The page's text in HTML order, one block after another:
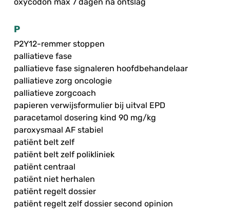
P
P2Y12-remmer stoppen
palliatieve fase
palliatieve fase signaleren hoofdbehandelaar
palliatieve zorg oncologie
palliatieve zorgcoach
papieren verwijsformulier bij uitval EPD
paracetamol dosering kind 90 mg/kg
paroxysmaal AF stabiel
patiënt belt zelf
patiënt belt zelf polikliniek
patiënt centraal
patiënt niet herhalen
patiënt regelt dossier
patiënt regelt zelf dossier second opinion